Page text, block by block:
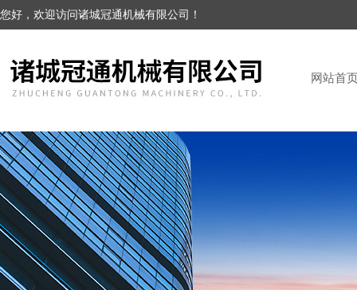
您好，欢迎访问诸城冠通机械有限公司！
网站首